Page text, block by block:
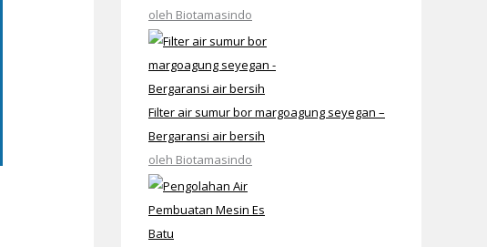
oleh Biotamasindo
Filter air sumur bor margoagung seyegan –
Bergaransi air bersih
oleh Biotamasindo